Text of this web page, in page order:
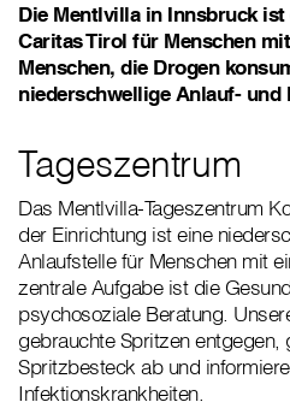
Die Mentlvilla in Innsbruck
Caritas Tirol für Menschen
Menschen, die Drogen
niederschwellige Anlauf- und
Tageszentrum
Das Mentlvilla-Tageszentrum
der Einrichtung ist eine
Anlaufstelle für Menschen mit
zentrale Aufgabe ist die
psychosoziale Beratung.
gebrauchte Spritzen entgegen,
Spritzbesteck ab und
Infektionskrankheiten.